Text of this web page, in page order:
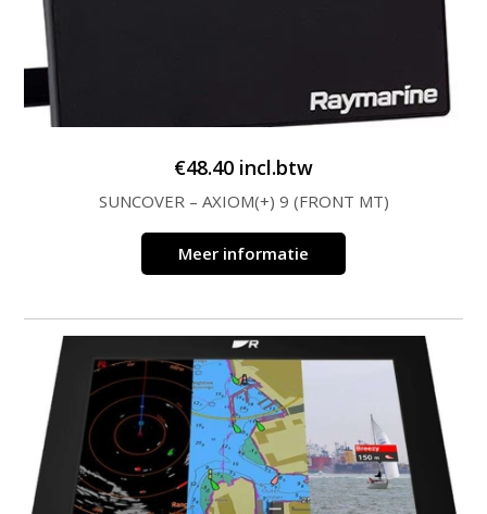
€48.40 incl.btw
SUNCOVER – AXIOM(+) 9 (FRONT MT)
Meer informatie